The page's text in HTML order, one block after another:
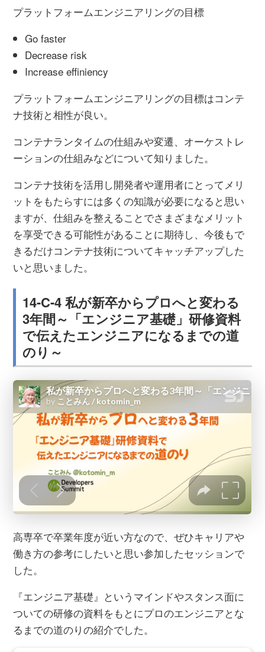
プラットフォームエンジニアリングの目標
Go faster
Decrease risk
Increase effiniency
プラットフォームエンジニアリングの目標はコンテ
ナ技術と相性が良い。
コンテナランタイムの仕組みや変遷、オーケストレ
ーションの仕組みなどについて知りました。
コンテナ技術を活用し開発者や運用者にとってメリ
ットをもたらすには多くの知識が必要になると思い
ますが、仕組みを整えることでさまざまなメリット
を享受できる可能性があることに期待し、今後もで
きるだけコンテナ技術についてキャッチアップした
いと思いました。
14-C-4 私が新卒からプロへと変わる
3年間～「エンジニア基礎」研修資料
で伝えたエンジニアになるまでの道
のり～
高専卒で卒業年度が近い方なので、ぜひキャリアや
働き方の参考にしたいと思い参加したセッションで
した。
『エンジニア基礎』というマインドやスタンス面に
ついての研修の資料をもとにプロのエンジニアとな
るまでの道のりの紹介でした。